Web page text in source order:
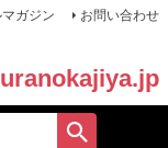
マガジン お問い合わせ